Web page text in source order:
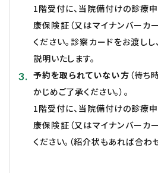
1階受付に、当院備付けの診療
康保険証（又はマイナンバーカ
ください。診察カードをお渡し
説明いたします。
予約を取られていない方 （待ち
かじめご了承ください。）。
1階受付に、当院備付けの診療
康保険証（又はマイナンバーカ
ください。（紹介状もあれば合わせ